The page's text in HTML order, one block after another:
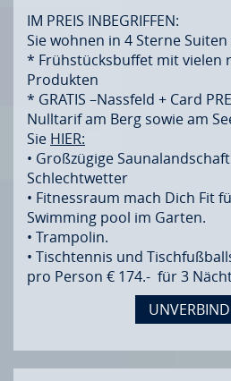
IM PREIS INBEGRIFFEN:
Sie wohnen in 4 Sterne
* Frühstücksbuffet mit vielen
Produkten
* GRATIS –Nassfeld + Card
Nulltarif am Berg sowie am
Sie HIER:
• Großzügige
Schlechtwetter
• Fitnessraum mach Dich Fit
Swimming pool im Garten.
• Trampolin.
• Tischtennis und
pro Person € 174.- für 3